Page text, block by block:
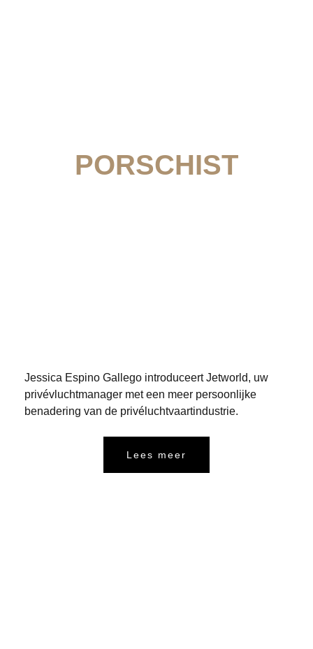
PORSCHIST
Jessica Espino Gallego introduceert Jetworld, uw
privévluchtmanager met een meer persoonlijke
benadering van de privéluchtvaartindustrie.
Lees meer